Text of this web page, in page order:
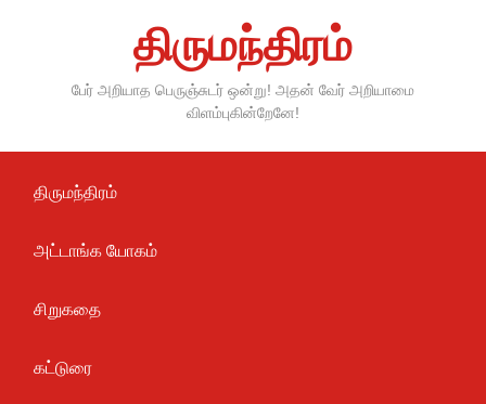
திருமந்திரம்
பேர் அறியாத பெருஞ்சுடர் ஒன்று! அதன் வேர் அறியாமை
விளம்புகின்றேனே!
திருமந்திரம்
அட்டாங்க யோகம்
சிறுகதை
கட்டுரை